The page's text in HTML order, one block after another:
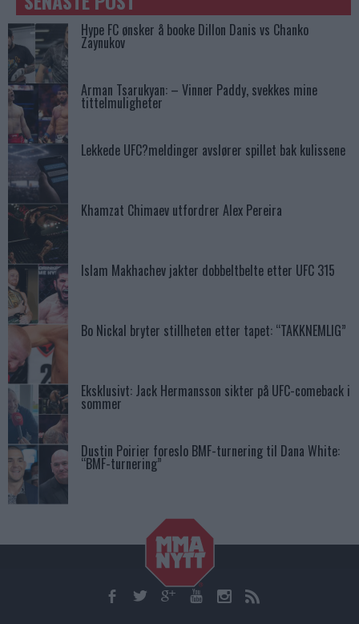
Hype FC ønsker å booke Dillon Danis vs Chanko
Zaynukov
Arman Tsarukyan: – Vinner Paddy, svekkes mine
tittelmuligheter
Lekkede UFC?meldinger avslører spillet bak kulissene
Khamzat Chimaev utfordrer Alex Pereira
Islam Makhachev jakter dobbeltbelte etter UFC 315
Bo Nickal bryter stillheten etter tapet: “TAKKNEMLIG”
Eksklusivt: Jack Hermansson sikter på UFC-comeback i
sommer
Dustin Poirier foreslo BMF-turnering til Dana White:
“BMF-turnering”